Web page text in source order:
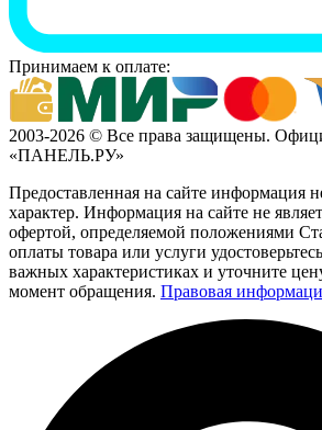
Принимаем к оплате:
2003-2026 © Все права защищены.
«ПАНЕЛЬ.РУ»
Предоставленная на сайте информация
характер. Информация на сайте не
офертой, определяемой положениями
оплаты товара или услуги
важных характеристиках и уточните
момент обращения. Правовая